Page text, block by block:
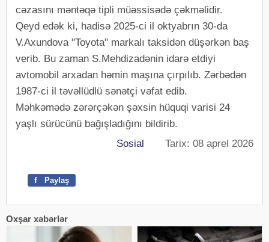
cəzasını məntəqə tipli müəssisədə çəkməlidir.
Qeyd edək ki, hadisə 2025-ci il oktyabrın 30-da
V.Axundova "Toyota" markalı taksidən düşərkən baş
verib. Bu zaman S.Mehdizadənin idarə etdiyi
avtomobil arxadan həmin maşına çırpılıb. Zərbədən
1987-ci il təvəllüdlü sənətçi vəfat edib.
Məhkəmədə zərərçəkən şəxsin hüquqi varisi 24
yaşlı sürücünü bağışladığını bildirib.
Sosial Tarix: 08 aprel 2026
f Paylaş
Oxşar xəbərlər